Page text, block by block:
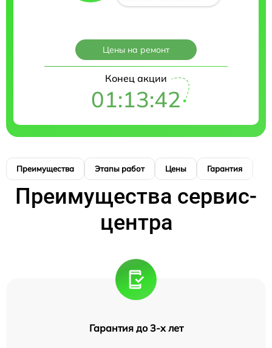
Цены на ремонт
Конец акции
01:13:41
Преимущества Этапы работ Цены Гарантия
Преимущества сервис-
центра
Гарантия до 3-х лет